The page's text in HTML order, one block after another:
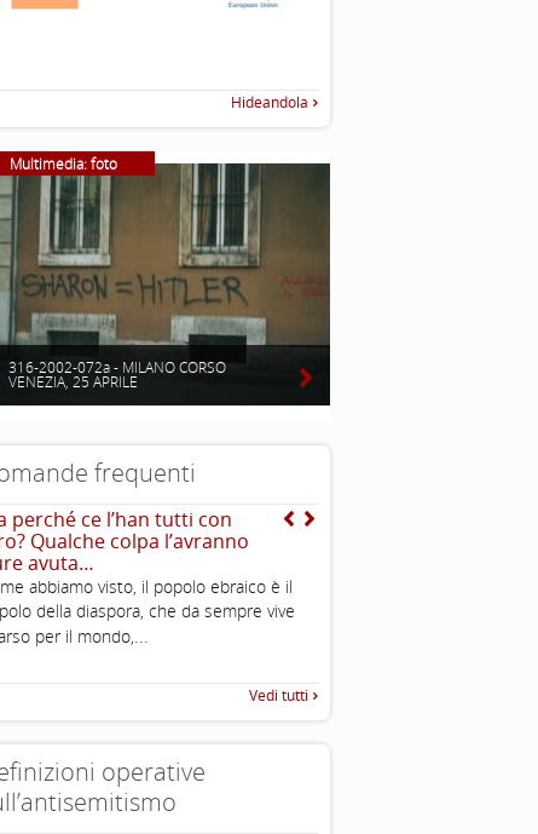
Hideandola
Multimedia: foto
316-2002-072a - MILANO CORSO
VENEZIA, 25 APRILE
frequenti
perché ce l’han tutti con
Qualche colpa l’avranno
avuta…
abbiamo visto, il popolo ebraico è il
della diaspora, che da sempre vive
per il mondo,...
Vedi tutti
operative